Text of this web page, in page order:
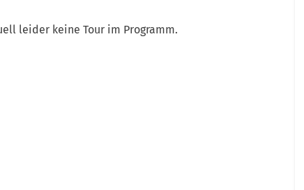
leider keine Tour im Programm.